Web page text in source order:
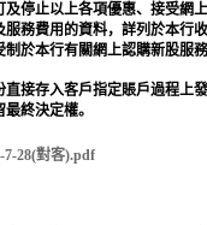
停止以上各項優惠、接受網
務費用的資料，詳列於本行
於本行有關網上認購新股服
接存入客戶指定賬戶過程上
終決定權。
7-28(對客).pdf